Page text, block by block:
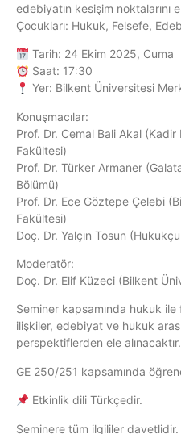
edebiyatın kesişim noktalarını
Çocukları: Hukuk, Felsefe,
Tarih: 24 Ekim 2025, Cuma
Saat: 17:30
Yer: Bilkent Üniversitesi
Konuşmacılar:
Prof. Dr. Cemal Bali Akal
Fakültesi)
Prof. Dr. Türker Armaner
Bölümü)
Prof. Dr. Ece Göztepe Çelebi
Fakültesi)
Doç. Dr. Yalçın Tosun
Moderatör:
Doç. Dr. Elif Küzeci (Bilkent
Seminer kapsamında hukuk ile
ilişkiler, edebiyat ve hukuk
perspektiflerden ele alınacaktır.
GE 250/251 kapsamında
Etkinlik dili Türkçedir.
Seminere tüm ilgililer davetlidir.